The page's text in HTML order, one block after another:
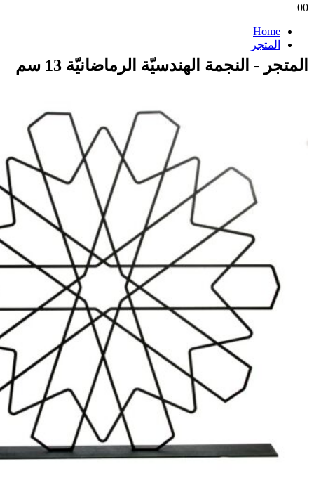
00
Home
المتجر
المتجر - النجمة الهندسيّة الرماضانيّة 13 سم